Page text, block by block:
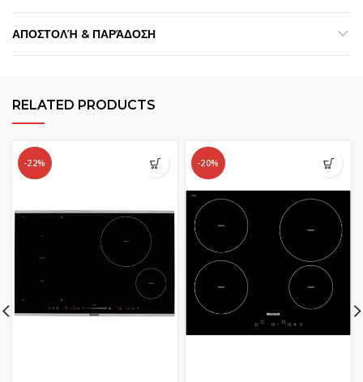
ΑΠΟΣΤΟΛΉ & ΠΑΡΆΔΟΣΗ
RELATED PRODUCTS
-22% -20%